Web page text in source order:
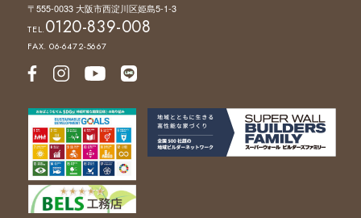
〒555-0033 大阪市西淀川区姫島5-1-3
TEL.0120-839-008
FAX. 06-6472-5667